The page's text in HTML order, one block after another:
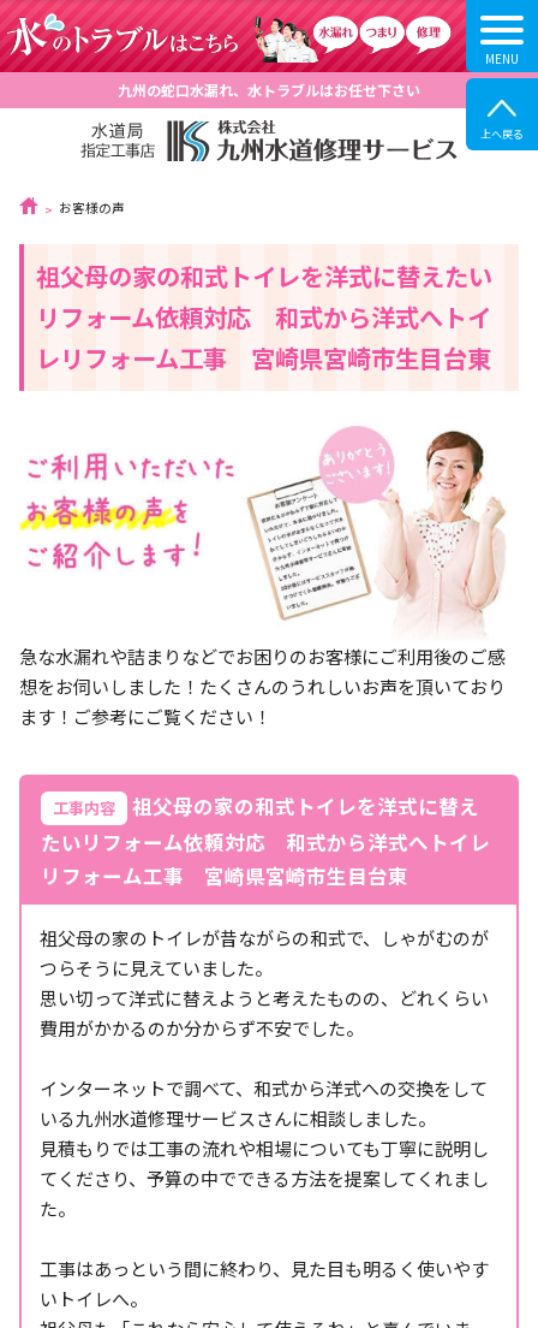
九州の蛇口水漏れ、水トラブルはお任せ下さい
お客様の声
祖父母の家の和式トイレを洋式に替えたい
リフォーム依頼対応 和式から洋式へトイ
レリフォーム工事 宮崎県宮崎市生目台東
急な水漏れや詰まりなどでお困りのお客様にご利用後のご感
想をお伺いしました！たくさんのうれしいお声を頂いており
ます！ご参考にご覧ください！
工事内容
祖父母の家の和式トイレを洋式に替え
たいリフォーム依頼対応 和式から洋式へトイレ
リフォーム工事 宮崎県宮崎市生目台東
祖父母の家のトイレが昔ながらの和式で、しゃがむのが
つらそうに見えていました。
思い切って洋式に替えようと考えたものの、どれくらい
費用がかかるのか分からず不安でした。
インターネットで調べて、和式から洋式への交換をして
いる九州水道修理サービスさんに相談しました。
見積もりでは工事の流れや相場についても丁寧に説明し
てくださり、予算の中でできる方法を提案してくれまし
た。
工事はあっという間に終わり、見た目も明るく使いやす
いトイレへ。